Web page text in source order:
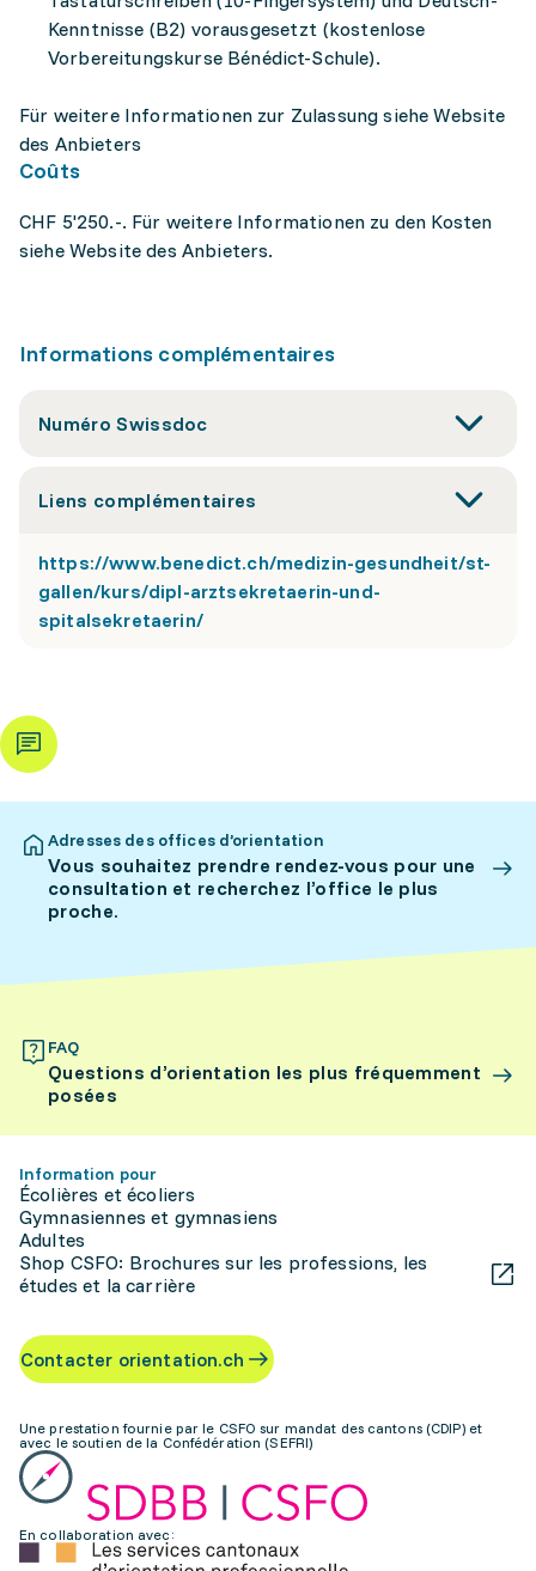
Kenntnisse (B2) vorausgesetzt (kostenlose
Vorbereitungskurse Bénédict-Schule).
Für weitere Informationen zur Zulassung siehe Website
des Anbieters
Coûts
CHF 5'250.-. Für weitere Informationen zu den Kosten
siehe Website des Anbieters.
Informations complémentaires
Numéro Swissdoc
Liens complémentaires
https://www.benedict.ch/medizin-gesundheit/st-
gallen/kurs/dipl-arztsekretaerin-und-
spitalsekretaerin/
Adresses des offices d’orientation
Vous souhaitez prendre rendez-vous pour une
consultation et recherchez l’office le plus
proche.
FAQ
Questions d’orientation les plus fréquemment
posées
Information pour
Écolières et écoliers
Gymnasiennes et gymnasiens
Adultes
Shop CSFO: Brochures sur les professions, les
études et la carrière
Contacter orientation.ch
Une prestation fournie par le CSFO sur mandat des cantons (CDIP) et
avec le soutien de la Confédération (SEFRI)
En collaboration avec: